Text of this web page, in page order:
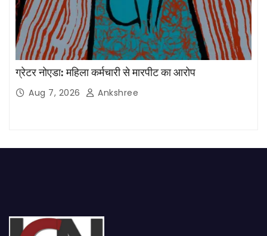
ग्रेटर नोएडा: महिला कर्मचारी से मारपीट का आरोप
Aug 7, 2026 Ankshree